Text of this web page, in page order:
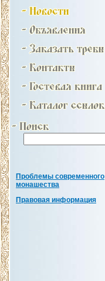
Проблемы современного
монашества
Правовая информация